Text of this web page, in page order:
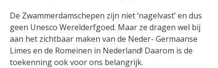
De Zwammerdamschepen zijn niet ‘nagelvast’ en dus
geen Unesco Werelderfgoed. Maar ze dragen wel bij
aan het zichtbaar maken van de Neder- Germaanse
Limes en de Romeinen in Nederland! Daarom is de
toekenning ook voor ons belangrijk.